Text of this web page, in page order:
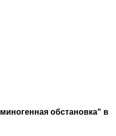
обстановка" в